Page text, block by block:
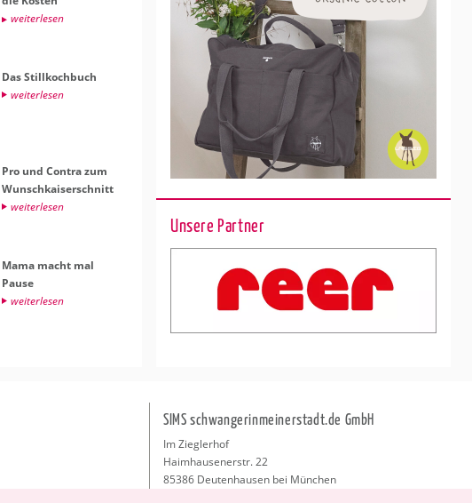
wei­ter­le­sen
Das Still­koch­buch
wei­ter­le­sen
Pro und Con­tra zum
Wunsch­kai­ser­schnitt
wei­ter­le­sen
Mama macht mal
Pause
wei­ter­le­sen
Unsere Partner
SIMS schwangerinmeinerstadt.de GmbH
Im Zieglerhof
Haimhausenerstr. 22
85386 Deutenhausen bei München